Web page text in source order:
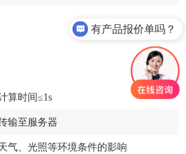
算时间≤1s
输至服务器
气、光照等环境条件的影响
有产品报价单吗？